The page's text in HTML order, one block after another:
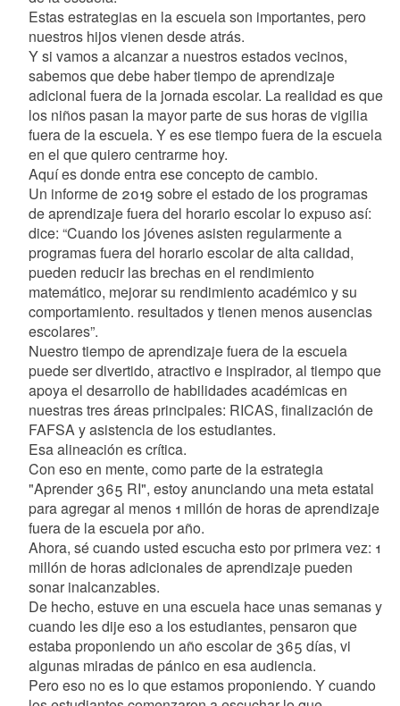
Estas estrategias en la escuela son importantes, pero
nuestros hijos vienen desde atrás.
Y si vamos a alcanzar a nuestros estados vecinos,
sabemos que debe haber tiempo de aprendizaje
adicional fuera de la jornada escolar. La realidad es que
los niños pasan la mayor parte de sus horas de vigilia
fuera de la escuela. Y es ese tiempo fuera de la escuela
en el que quiero centrarme hoy.
Aquí es donde entra ese concepto de cambio.
Un informe de 2019 sobre el estado de los programas
de aprendizaje fuera del horario escolar lo expuso así:
dice: “Cuando los jóvenes asisten regularmente a
programas fuera del horario escolar de alta calidad,
pueden reducir las brechas en el rendimiento
matemático, mejorar su rendimiento académico y su
comportamiento. resultados y tienen menos ausencias
escolares”.
Nuestro tiempo de aprendizaje fuera de la escuela
puede ser divertido, atractivo e inspirador, al tiempo que
apoya el desarrollo de habilidades académicas en
nuestras tres áreas principales: RICAS, finalización de
FAFSA y asistencia de los estudiantes.
Esa alineación es crítica.
Con eso en mente, como parte de la estrategia
"Aprender 365 RI", estoy anunciando una meta estatal
para agregar al menos 1 millón de horas de aprendizaje
fuera de la escuela por año.
Ahora, sé cuando usted escucha esto por primera vez: 1
millón de horas adicionales de aprendizaje pueden
sonar inalcanzables.
De hecho, estuve en una escuela hace unas semanas y
cuando les dije eso a los estudiantes, pensaron que
estaba proponiendo un año escolar de 365 días, vi
algunas miradas de pánico en esa audiencia.
Pero eso no es lo que estamos proponiendo. Y cuando